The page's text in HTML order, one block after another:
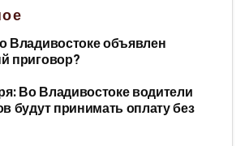
Владивостоке объявлен
приговор?
Во Владивостоке водители
будут принимать оплату без